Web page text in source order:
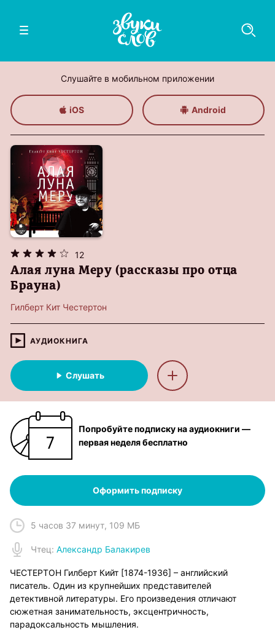
Слушайте в мобильном приложении
iOS Android
12
Алая луна Меру (рассказы про отца
Брауна)
Гилберт Кит Честертон
АУДИОКНИГА
Слушать
Попробуйте подписку на аудиокниги —
первая неделя бесплатно
Оформить подписку
5 часов 37 минут, 109 МБ
Чтец: Александр Балакирев
ЧЕСТЕРТОН Гилберт Кийт [1874-1936] – английский
писатель. Один из крупнейших представителей
детективной литературы. Его произведения отличают
сюжетная занимательность, эксцентричность,
парадоксальность мышления.